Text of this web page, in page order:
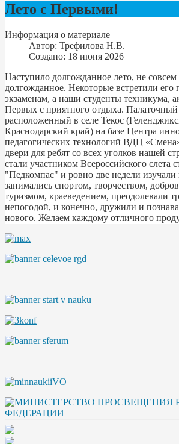
Лето с Первыми!
Информация о материале
Автор: Трефилова Н.В.
Создано: 18 июня 2026
Наступило долгожданное лето, не совсем
долгожданное. Некоторые встретили его
экзаменам, а наши студенты техникума,
Первых с приятного отдыха. Палаточный
расположенный в селе Текос
Краснодарский край) на базе Центра
педагогических технологий ВДЦ
двери для ребят со всех уголков нашей
стали участником Всероссийского слета
"Педкомпас" и ровно две недели изучали
занимались спортом, творчеством,
туризмом, краеведением, преодолевали
непогодой, и конечно, дружили и
нового. Желаем каждому отличного